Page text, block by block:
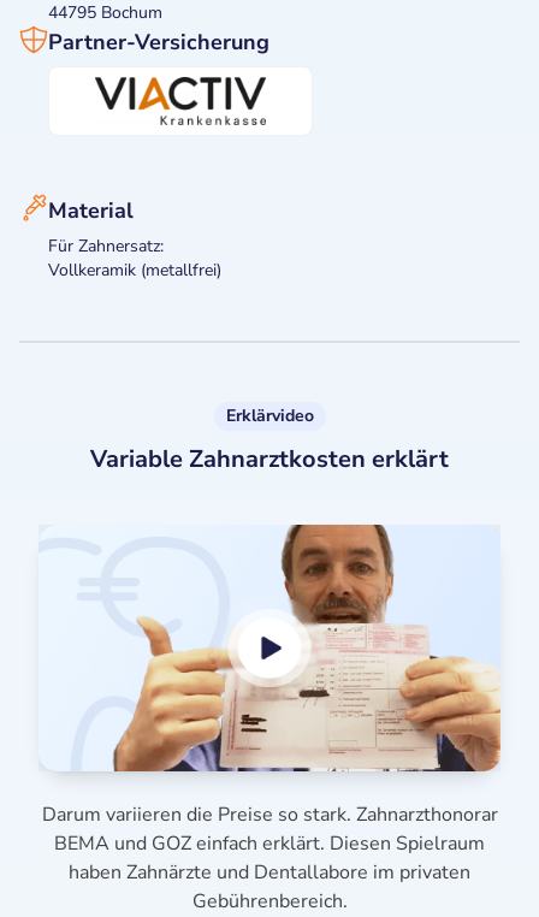
44795 Bochum
Partner-Versicherung
Material
Für Zahnersatz:
Vollkeramik (metallfrei)
Erklärvideo
Variable Zahnarztkosten erklärt
Darum variieren die Preise so stark. Zahnarzthonorar
BEMA und GOZ einfach erklärt. Diesen Spielraum
haben Zahnärzte und Dentallabore im privaten
Gebührenbereich.